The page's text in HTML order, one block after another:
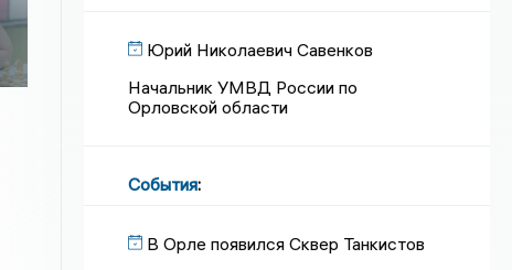
Юрий Николаевич Савенков
Начальник УМВД России по
Орловской области
События:
В Орле появился Сквер Танкистов